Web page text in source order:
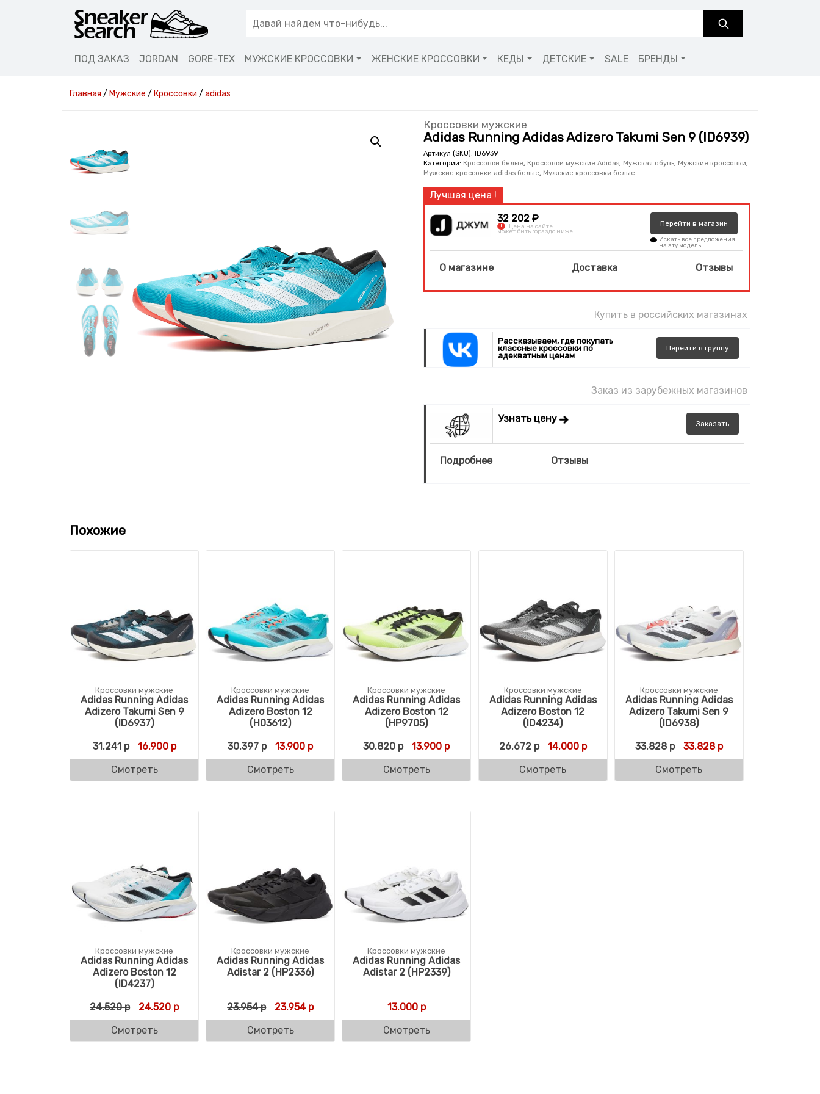
ПОД ЗАКАЗ JORDAN GORE-TEX МУЖСКИЕ КРОССОВКИ ЖЕНСКИЕ КРОССОВКИ КЕДЫ ДЕТСКИЕ SALE БРЕНДЫ
Главная / Мужские / Кроссовки / adidas
Кроссовки мужские
Adidas Running Adidas Adizero Takumi Sen 9 (ID6939)
Артикул (SKU):ID6939
Категории: Кроссовки белые, Кроссовки мужские Adidas, Мужская обувь, Мужские кроссовки,
Мужские кроссовки adidas белые, Мужские кроссовки белые
32 202 ₽
! Цена на сайте
может быть гораздо ниже
Перейти в магазин
Искать все предложения
на эту модель
О магазине Доставка Отзывы
Купить в российских магазинах
Рассказываем, где покупать
классные кроссовки по
адекватным ценам
Перейти в группу
Заказ из зарубежных магазинов
Узнать цену Заказать
Подробнее Отзывы
Похожие
Кроссовки мужские
Adidas Running Adidas
Adizero Takumi Sen 9
(ID6937)
31.241р Первоначальная цена составляла 31.241 р.
16.900рТекущая цена: 16.900 р.
Смотреть
Кроссовки мужские
Adidas Running Adidas
Adizero Boston 12
(H03612)
30.397р Первоначальная цена составляла 30.397 р.
13.900 рТекущая цена: 13.900 р.
Смотреть
Кроссовки мужские
Adidas Running Adidas
Adizero Boston 12
(HP9705)
30.820р Первоначальная цена составляла 30.820 р.
13.900 рТекущая цена: 13.900 р.
Смотреть
Кроссовки мужские
Adidas Running Adidas
Adizero Boston 12
(ID4234)
26.672р Первоначальная цена составляла 26.672 р.
14.000рТекущая цена: 14.000 р.
Смотреть
Кроссовки мужские
Adidas Running Adidas
Adizero Takumi Sen 9
(ID6938)
33.828р Первоначальная цена
33.828рТекущая цена:
Смотреть
Кроссовки мужские
Adidas Running Adidas
Adizero Boston 12
(ID4237)
24.520р Первоначальная цена составляла 24.520 р.
24.520 рТекущая цена: 24.520 р.
Смотреть
Кроссовки мужские
Adidas Running Adidas
Adistar 2 (HP2336)
23.954р Первоначальная цена составляла 23.954 р.
23.954рТекущая цена: 23.954 р.
Смотреть
Кроссовки мужские
Adidas Running Adidas
Adistar 2 (HP2339)
13.000р
Смотреть